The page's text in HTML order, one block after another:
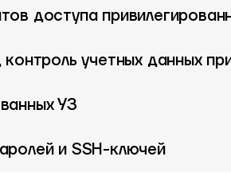
доступа
учетных данных
УЗ
и SSH-ключей